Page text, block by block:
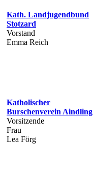
Kath. Landjugendbund
Stotzard
Vorstand
Emma Reich
Katholischer
Burschenverein Aindling
Vorsitzende
Frau
Lea Förg